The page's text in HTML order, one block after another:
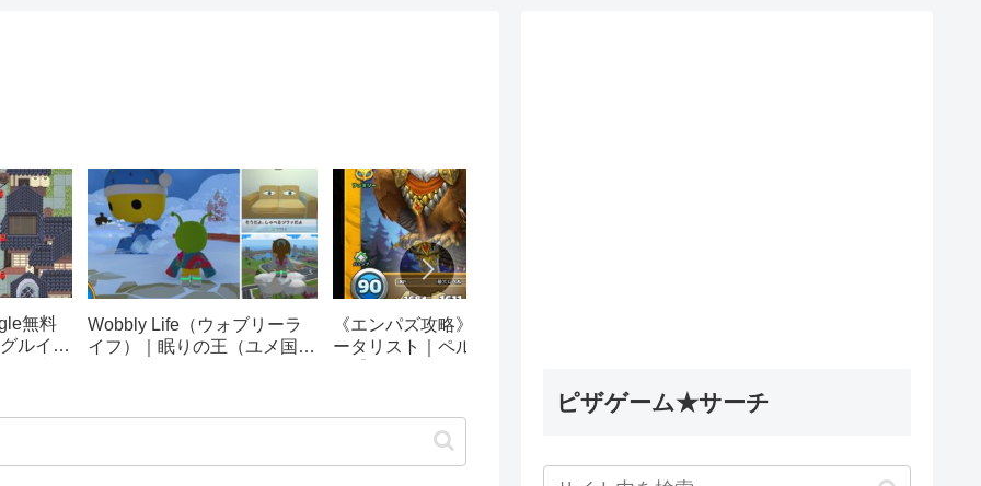
無料
ルイー
Wobbly Life（ウォブリーラ
イフ）｜眠りの王（ユメ国の
《エンパズ攻略》星5英雄デ
ータリスト｜ペルティナック
試練の隠し要素
ピザゲーム★サーチ